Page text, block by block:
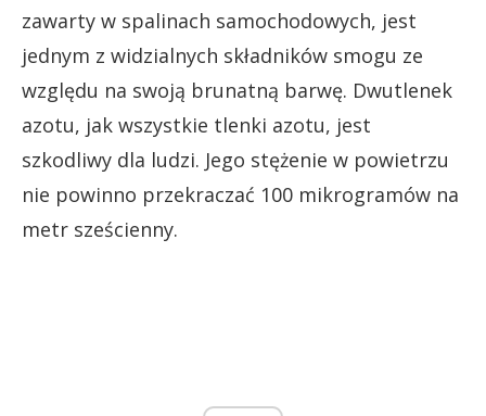
zawarty w spalinach samochodowych, jest
jednym z widzialnych składników smogu ze
względu na swoją brunatną barwę. Dwutlenek
azotu, jak wszystkie tlenki azotu, jest
szkodliwy dla ludzi. Jego stężenie w powietrzu
nie powinno przekraczać 100 mikrogramów na
metr sześcienny.